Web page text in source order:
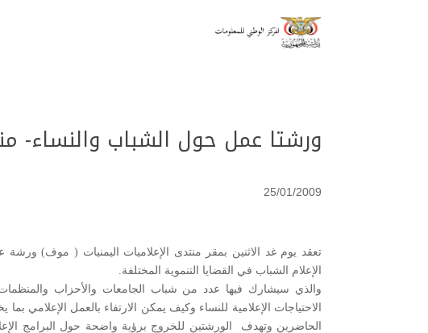
ورشتا عمل حول الشباب والنساء-
25/01/2009
تعقد يوم غد الاثنين بمقر منتدى الإعلاميات اليمنيات ( موف)
الإعلام الشباب في القضايا التنموية المختلفة.
والذي سيشارك فيها عدد من شباب الجامعات والأحزاب والمنظمات
الاحتياجات الإعلامية للنساء وكيف يمكن الارتفاء بالعمل الإعلامي
الحاضرين وتهدف الورشتين للخروج برؤية واضحة حول البرامج